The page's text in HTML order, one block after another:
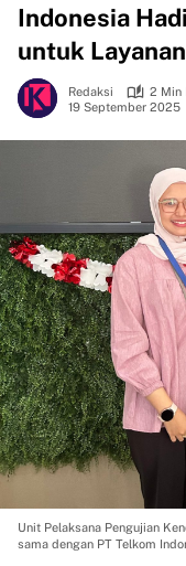
Indonesia
untuk
Redaksi
2 Min
19 September 2025
Unit Pelaksana Pengujian
sama dengan PT Telkom